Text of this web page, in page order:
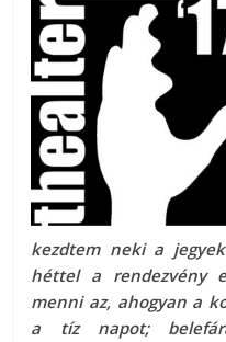
kezdtem neki a
héttel a rendezvény
menni az, ahogyan a
a tíz napot;